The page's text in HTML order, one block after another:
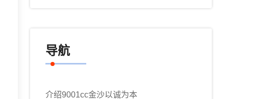
导航
介绍9001cc金沙以诚为本